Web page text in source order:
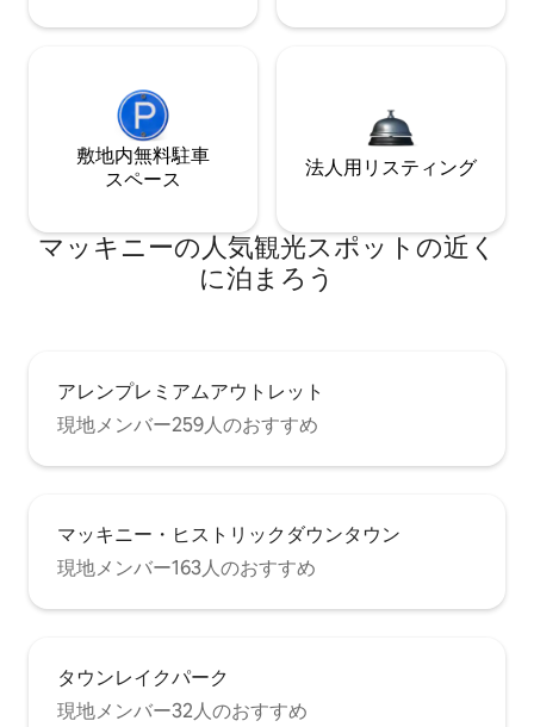
敷地内無料駐⁠車
ス⁠ペ⁠ー⁠ス
法人用リスティング
マッキニーの人気観光スポットの近く
に泊まろう
アレンプレミアムアウトレット
現地メンバー259人のおすすめ
マッキニー・ヒストリックダウンタウン
現地メンバー163人のおすすめ
タウンレイクパーク
現地メンバー32人のおすすめ